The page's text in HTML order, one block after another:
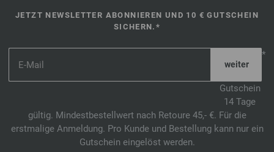
JETZT NEWSLETTER ABONNIEREN UND 10 € GUTSCHEIN
SICHERN.*
*
Gutschein
14 Tage
gültig. Mindestbestellwert nach Retoure 45,- €. Für die
erstmalige Anmeldung. Pro Kunde und Bestellung kann nur ein
Gutschein eingelöst werden.